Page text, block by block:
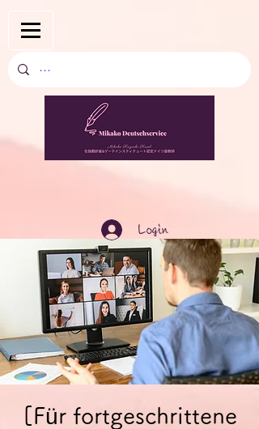
Login
[Für fortgeschrittene